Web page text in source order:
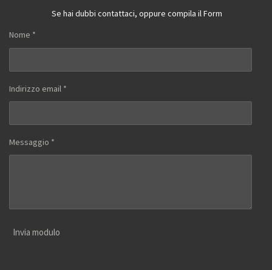
Se hai dubbi contattaci, oppure compila il Form
Nome *
Indirizzo email *
Messaggio *
Invia modulo